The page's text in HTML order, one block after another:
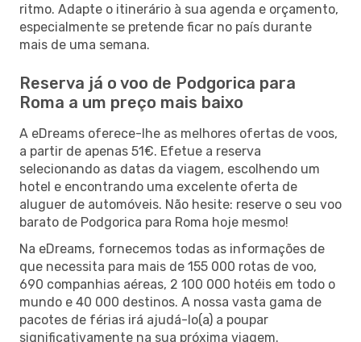
ritmo. Adapte o itinerário à sua agenda e orçamento,
especialmente se pretende ficar no país durante
mais de uma semana.
Reserva já o voo de Podgorica para
Roma a um preço mais baixo
A eDreams oferece-lhe as melhores ofertas de voos,
a partir de apenas 51€. Efetue a reserva
selecionando as datas da viagem, escolhendo um
hotel e encontrando uma excelente oferta de
aluguer de automóveis. Não hesite: reserve o seu voo
barato de Podgorica para Roma hoje mesmo!
Na eDreams, fornecemos todas as informações de
que necessita para mais de 155 000 rotas de voo,
690 companhias aéreas, 2 100 000 hotéis em todo o
mundo e 40 000 destinos. A nossa vasta gama de
pacotes de férias irá ajudá-lo(a) a poupar
significativamente na sua próxima viagem.